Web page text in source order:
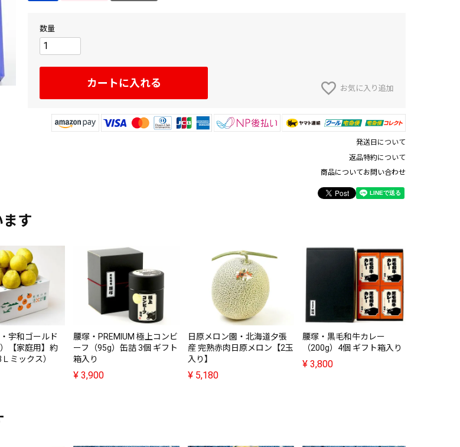
お気に入り追加
カートに入れる
発送日について
返品特約について
商品についてお問い合わせ
す
宇和ゴールド
）【家庭用】約
ミックス）
腰塚・PREMIUM 極上コンビ
ーフ（95g）缶詰 3個 ギフト
箱入り
¥ 3,900
日原メロン園・北海道夕張
産 完熟赤肉日原メロン【2玉
入り】
¥ 5,180
腰塚・黒毛和牛カレー
（200g）4個 ギフト箱入り
¥ 3,800